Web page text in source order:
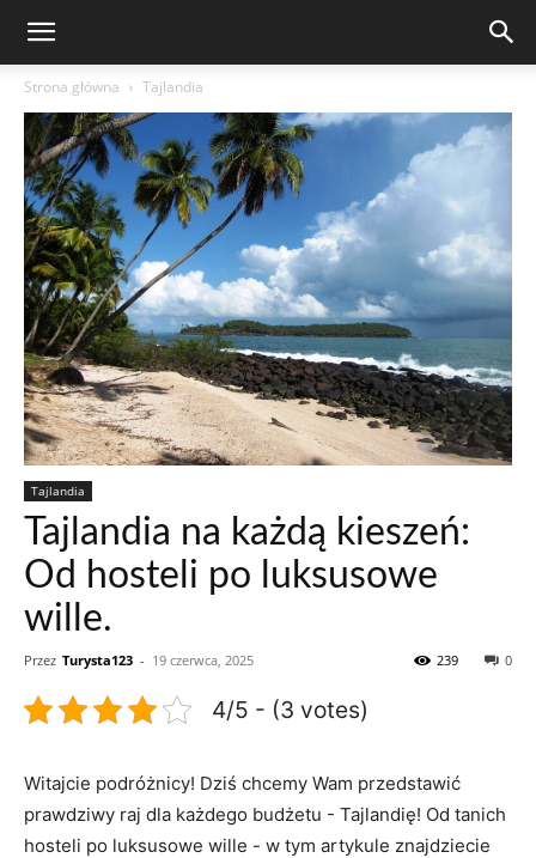
Strona główna Tajlandia
Tajlandia
Tajlandia na każdą kieszeń:
Od hosteli po luksusowe
wille.
Przez Turysta123 - 19 czerwca, 2025 0
239
4/5 - (3 votes)
Witajcie podróżnicy! ⁢Dziś chcemy Wam⁣ przedstawić⁣
prawdziwy ⁣raj dla każdego budżetu ‌- Tajlandię! Od tanich
hosteli​ po luksusowe wille ‍- w tym artykule znajdziecie